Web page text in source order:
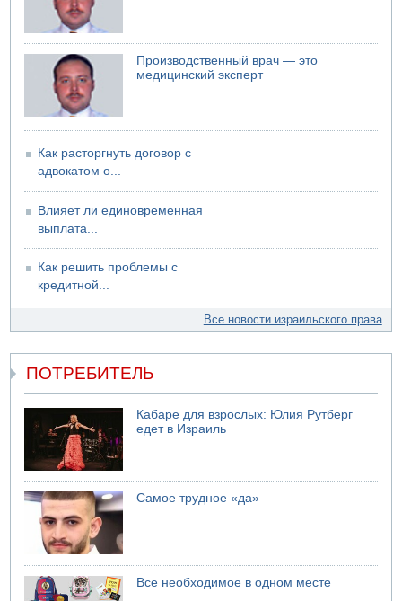
Производственный врач — это
медицинский эксперт
Как расторгнуть договор с
адвокатом о...
Влияет ли единовременная
выплата...
Как решить проблемы с
кредитной...
Все новости израильского права
ПОТРЕБИТЕЛЬ
Кабаре для взрослых: Юлия Рутберг
едет в Израиль
Самое трудное «да»
Все необходимое в одном месте